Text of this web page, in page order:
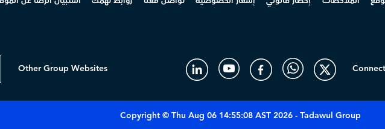
Other Group Websites
Copyright © Thu Aug 06 14:55:08 AST 2026 - Tadawul Group